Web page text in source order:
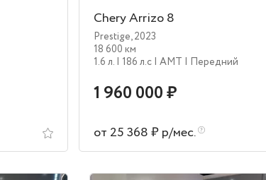
Chery Arrizo 8
Prestige,2023
18 600 км
1.6 л. | 186 л.c | AMT | Передний
1 960 000 ₽
от 25 368 ₽ р/мес.